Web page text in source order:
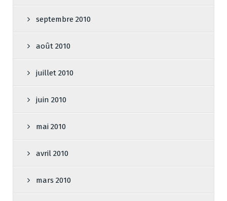
septembre 2010
août 2010
juillet 2010
juin 2010
mai 2010
avril 2010
mars 2010